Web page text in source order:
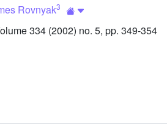
Rovnyak3
334 (2002) no. 5, pp. 349-354